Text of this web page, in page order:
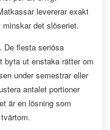
levererar exakt
det slöseriet.
De flesta seriösa
byta ut enstaka rätter om
under semestrar eller
antalet portioner
är en lösning som